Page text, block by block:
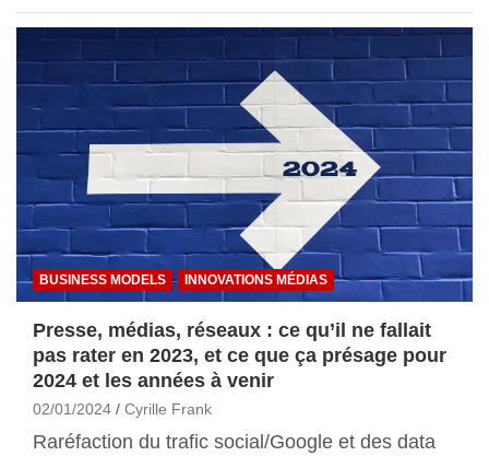
BUSINESS MODELS INNOVATIONS MÉDIAS
Presse, médias, réseaux : ce qu’il ne fallait
pas rater en 2023, et ce que ça présage pour
2024 et les années à venir
02/01/2024 Cyrille Frank
Raréfaction du trafic social/Google et des data